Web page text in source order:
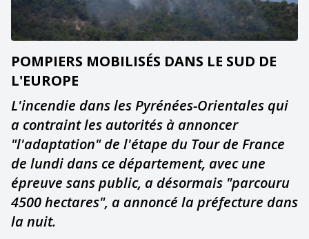
POMPIERS MOBILISÉS DANS LE SUD DE
L'EUROPE
L'incendie dans les Pyrénées-Orientales qui
a contraint les autorités à annoncer
"l'adaptation" de l'étape du Tour de France
de lundi dans ce département, avec une
épreuve sans public, a désormais "parcouru
4500 hectares", a annoncé la préfecture dans
la nuit.